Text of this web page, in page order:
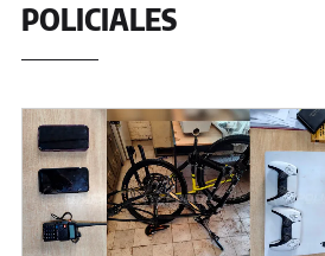
POLICIALES